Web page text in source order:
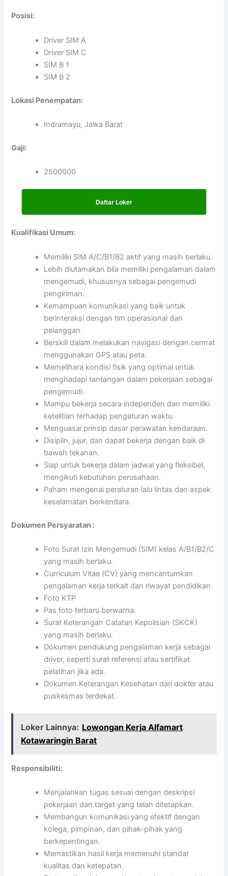
Posisi:
Driver SIM A
Driver SIM C
SIM B 1
SIM B 2
Lokasi Penempatan:
Indramayu, Jawa Barat
Gaji:
2500000
Daftar Loker
Kualifikasi Umum:
Memiliki SIM A/C/B1/B2 aktif yang masih berlaku.
Lebih diutamakan bila memiliki pengalaman dalam
mengemudi, khususnya sebagai pengemudi
pengiriman.
Kemampuan komunikasi yang baik untuk
berinteraksi dengan tim operasional dan
pelanggan.
Berskill dalam melakukan navigasi dengan cermat
menggunakan GPS atau peta.
Memelihara kondisi fisik yang optimal untuk
menghadapi tantangan dalam pekerjaan sebagai
pengemudi.
Mampu bekerja secara independen dan memiliki
ketelitian terhadap pengaturan waktu.
Menguasai prinsip dasar perawatan kendaraan.
Disiplin, jujur, dan dapat bekerja dengan baik di
bawah tekanan.
Siap untuk bekerja dalam jadwal yang fleksibel,
mengikuti kebutuhan perusahaan.
Paham mengenai peraturan lalu lintas dan aspek
keselamatan berkendara.
Dokumen Persyaratan :
Foto Surat Izin Mengemudi (SIM) kelas A/B1/B2/C
yang masih berlaku.
Curriculum Vitae (CV) yang mencantumkan
pengalaman kerja terkait dan riwayat pendidikan.
Foto KTP
Pas foto terbaru berwarna.
Surat Keterangan Catatan Kepolisian (SKCK)
yang masih berlaku.
Dokumen pendukung pengalaman kerja sebagai
driver, seperti surat referensi atau sertifikat
pelatihan jika ada.
Dokumen Keterangan Kesehatan dari dokter atau
puskesmas terdekat.
Loker Lainnya: Lowongan Kerja Alfamart
Kotawaringin Barat
Responsibiliti:
Menjalankan tugas sesuai dengan deskripsi
pekerjaan dan target yang telah ditetapkan.
Membangun komunikasi yang efektif dengan
kolega, pimpinan, dan pihak-pihak yang
berkepentingan.
Memastikan hasil kerja memenuhi standar
kualitas dan ketepatan.